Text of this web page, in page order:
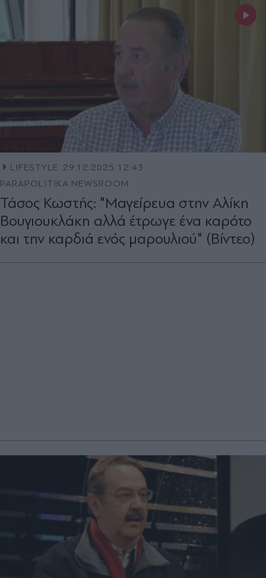
LIFESTYLE 29.12.2025 12:43
PARAPOLITIKA NEWSROOM
Τάσος Κωστής: "Μαγείρευα στην Αλίκη
Βουγιουκλάκη αλλά έτρωγε ένα καρότο
και την καρδιά ενός μαρουλιού" (Βίντεο)